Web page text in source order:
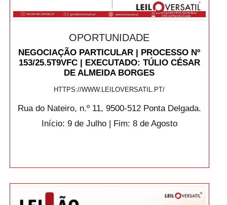
OPORTUNIDADE
NEGOCIAÇÃO PARTICULAR | PROCESSO Nº
153/25.5T9VFC | EXECUTADO: TÚLIO CÉSAR
DE ALMEIDA BORGES
HTTPS://WWW.LEILOVERSATIL.PT/
Rua do Nateiro, n.º 11, 9500-512 Ponta Delgada.
Início: 9 de Julho | Fim: 8 de Agosto